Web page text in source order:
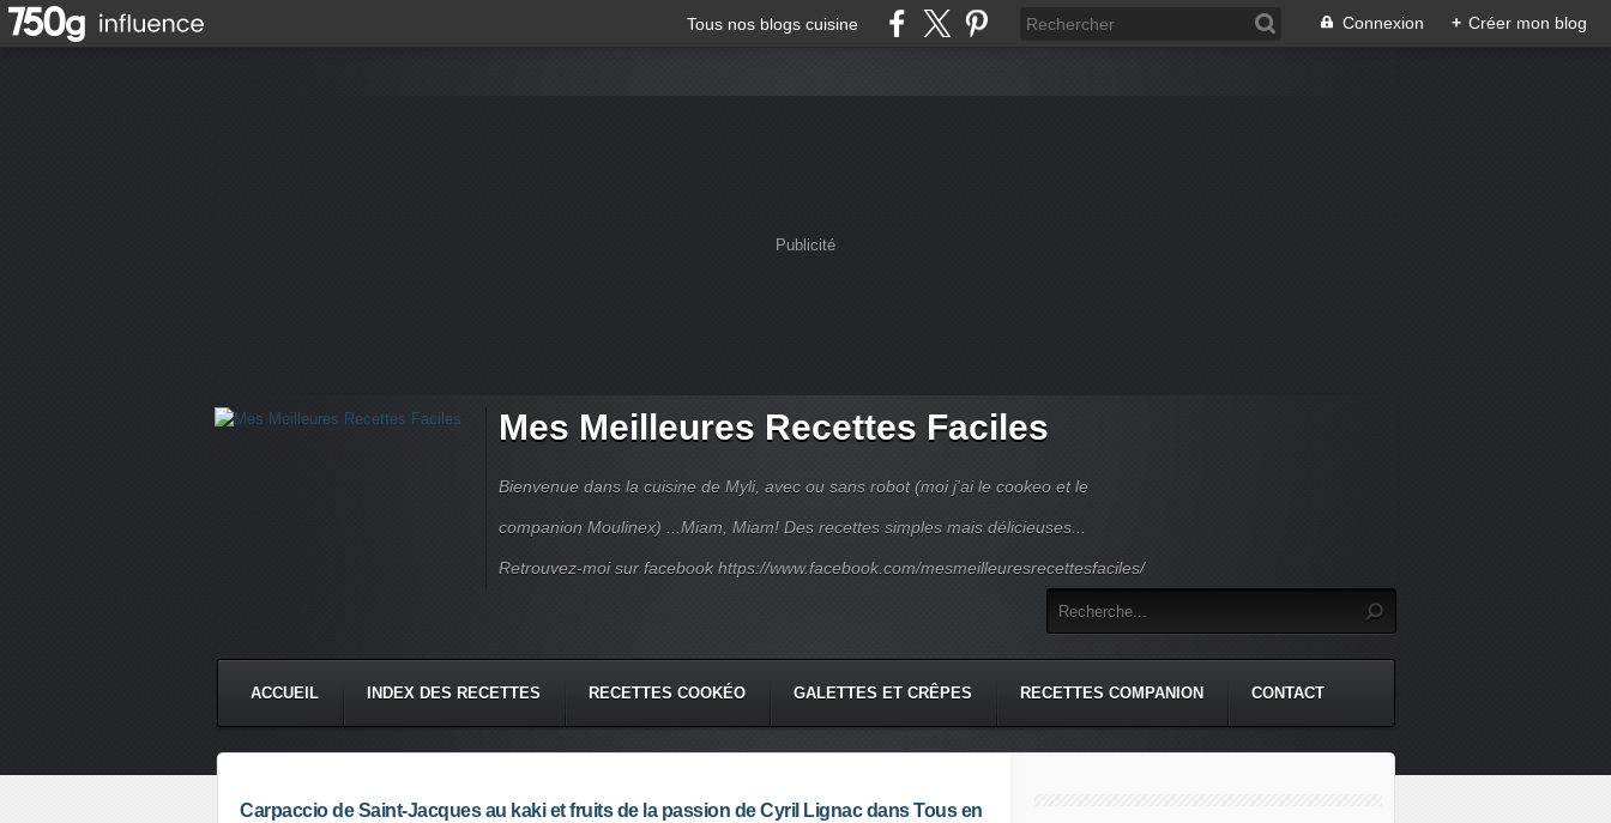
Tous nos blogs cuisine Connexion + Créer mon blog
Publicité
Mes Meilleures Recettes Faciles
Bienvenue dans la cuisine de Myli, avec ou sans robot (moi j'ai le cookeo et le
companion Moulinex) ...Miam, Miam! Des recettes simples mais délicieuses...
Retrouvez-moi sur facebook https://www.facebook.com/mesmeilleuresrecettesfaciles/
ACCUEIL INDEX DES RECETTES RECETTES COOKÉO GALETTES ET CRÊPES RECETTES COMPANION CONTACT
Carpaccio de Saint-Jacques au kaki et fruits de la passion de Cyril Lignac dans Tous en